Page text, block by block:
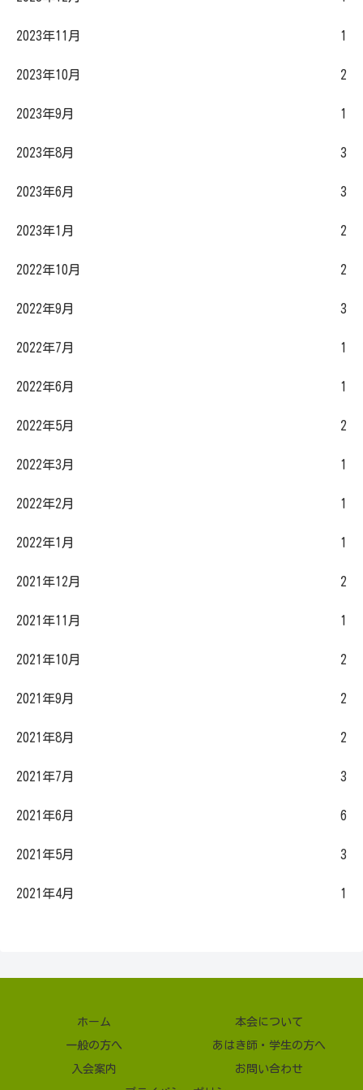
2023年11月 1
2023年10月 2
2023年9月 1
2023年8月 3
2023年6月 3
2023年1月 2
2022年10月 2
2022年9月 3
2022年7月 1
2022年6月 1
2022年5月 2
2022年3月 1
2022年2月 1
2022年1月 1
2021年12月 2
2021年11月 1
2021年10月 2
2021年9月 2
2021年8月 2
2021年7月 3
2021年6月 6
2021年5月 3
2021年4月 1
ホーム 本会について
一般の方へ あはき師・学生の方へ
入会案内 お問い合わせ